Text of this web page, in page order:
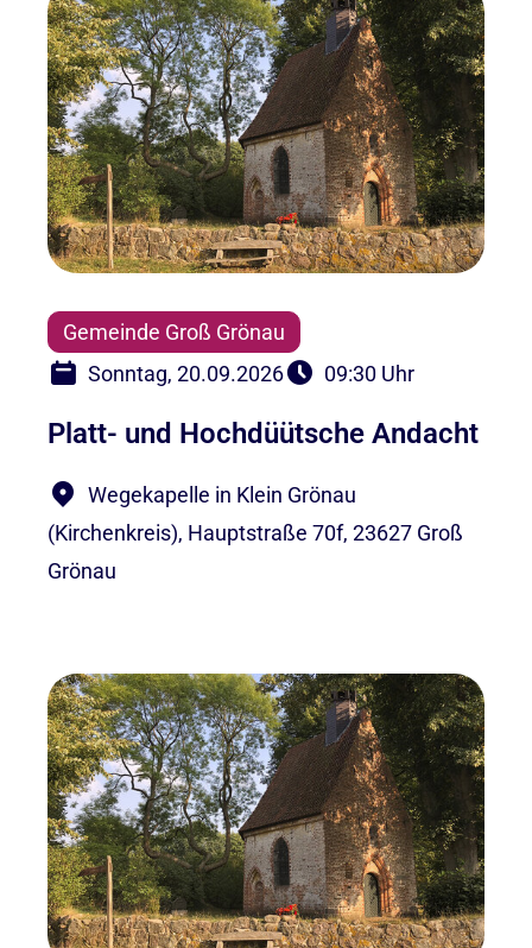
Gemeinde Groß Grönau
Sonntag, 20.09.2026
09:30 Uhr
Platt- und Hochdüütsche Andacht
Wegekapelle in Klein Grönau
(Kirchenkreis), Hauptstraße 70f, 23627 Groß
Grönau